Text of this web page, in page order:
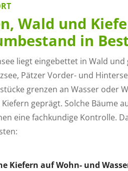
Wald und
in
liegt eingebettet in Wald und
Pätzer Vorder- und
grenzen an Wasser oder
geprägt. Solche Bäume
eine fachkundige Kontrolle.
Kiefern auf Wohn- und